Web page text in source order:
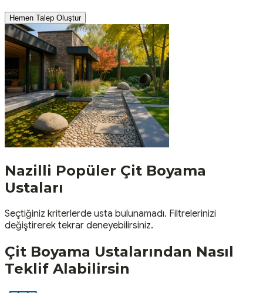
Hemen Talep Oluştur
Nazilli Popüler Çit Boyama
Ustaları
Seçtiğiniz kriterlerde usta bulunamadı. Filtrelerinizi
değiştirerek tekrar deneyebilirsiniz.
Çit Boyama Ustalarından Nasıl
Teklif Alabilirsin